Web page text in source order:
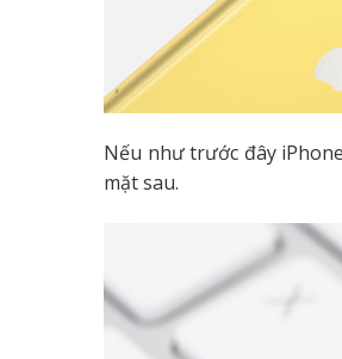
Nếu như trước đây
mặt sau.